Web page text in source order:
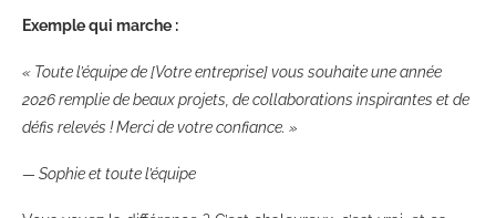
Exemple qui marche :
« Toute l’équipe de [Votre entreprise] vous souhaite une année
2026 remplie de beaux projets, de collaborations inspirantes et de
défis relevés ! Merci de votre confiance. »
— Sophie et toute l’équipe